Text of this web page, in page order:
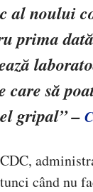
al noului
prima
caresă
gripal” –
când nu